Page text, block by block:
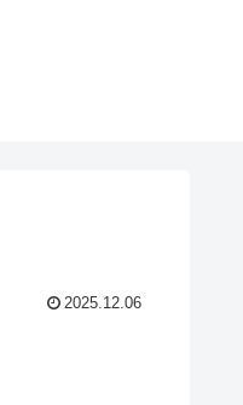
2025.12.06